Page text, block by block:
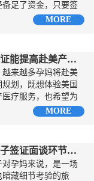
足了资金，只要签
错，所有... MORE
怎样办理签证能提高赴美产子过签率
来越多孕妈将赴美
划，既想体验美国
医疗服务，也希望为
身份，铺就更广阔的
MORE
去美国生孩子签证面谈环节要注意的事项
孕妈来说，是一场
藏细节考验的旅